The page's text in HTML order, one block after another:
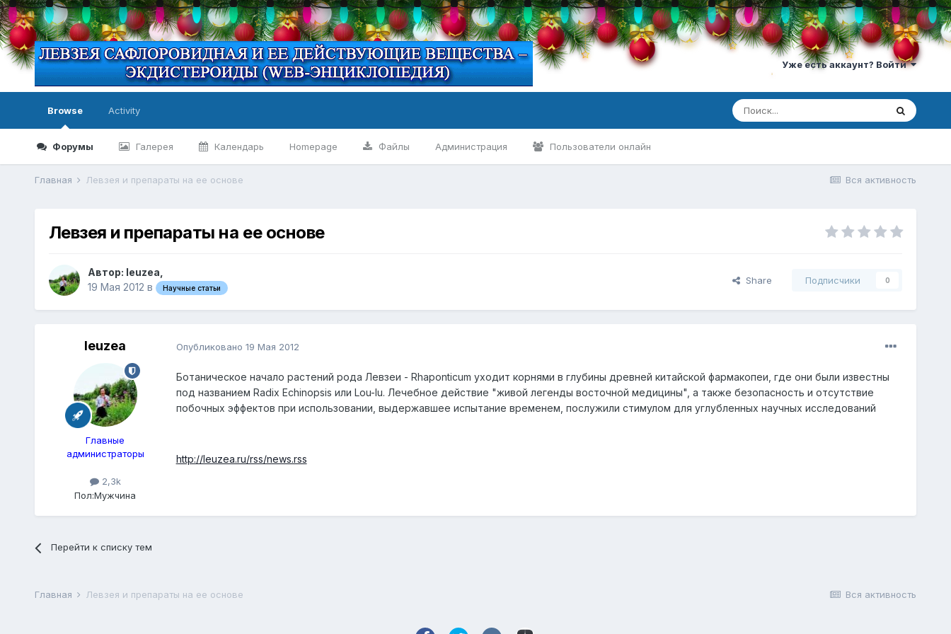
Уже есть аккаунт? Войти
Browse
Форумы Галерея Календарь Homepage Файлы Администрация Пользователи онлайн
Activity
Вся активность
Главная Левзея и препараты на ее основе
Левзея и препараты на ее основе
Автор: leuzea
19 Мая 2012 в Научные статьи
Share Подписчики 0
leuzea
Главные
администраторы
2,3k
Пол:Мужчина
Опубликовано 19 Мая 2012
Ботаническое начало растений рода Левзеи - Rhaponticum уходит корнями в глубины древней китайской фармакопеи, где они были известны
под названием Radix Echinopsis или Lou-lu. Лечебное действие "живой легенды восточной медицины", а также безопасность и отсутствие
побочных эффектов при использовании, выдержавшее испытание временем, послужили стимулом для углубленных научных исследований
http://leuzea.ru/rss/news.rss
Перейти к списку тем
Вся активность
Главная Левзея и препараты на ее основе